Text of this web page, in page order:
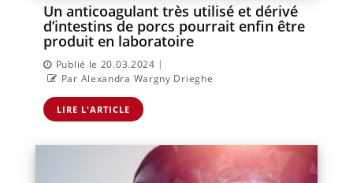
Un anticoagulant très utilisé et dérivé
d’intestins de porcs pourrait enfin être
produit en laboratoire
Publié le 20.03.2024 |
Par Alexandra Wargny Drieghe
LIRE L'ARTICLE